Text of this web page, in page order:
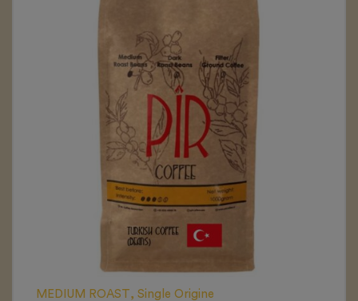
MEDIUM ROAST, Single Origine